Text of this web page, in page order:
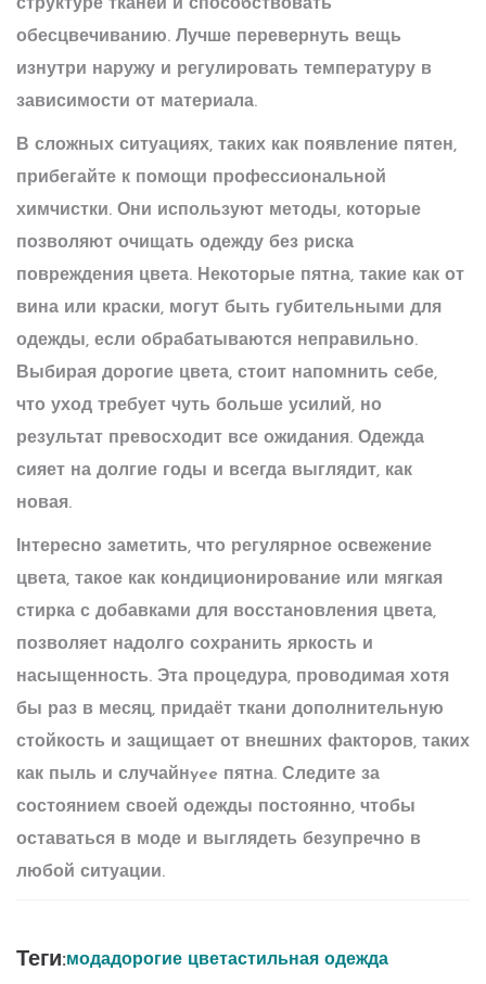
структуре тканей и способствовать
обесцвечиванию. Лучше перевернуть вещь
изнутри наружу и регулировать температуру в
зависимости от материала.
В сложных ситуациях, таких как появление пятен,
прибегайте к помощи профессиональной
химчистки. Они используют методы, которые
позволяют очищать одежду без риска
повреждения цвета. Некоторые пятна, такие как от
вина или краски, могут быть губительными для
одежды, если обрабатываются неправильно.
Выбирая дорогие цвета, стоит напомнить себе,
что уход требует чуть больше усилий, но
результат превосходит все ожидания. Одежда
сияет на долгие годы и всегда выглядит, как
новая.
Інтересно заметить, что регулярное освежение
цвета, такое как кондиционирование или мягкая
стирка с добавками для восстановления цвета,
позволяет надолго сохранить яркость и
насыщенность. Эта процедура, проводимая хотя
бы раз в месяц, придаёт ткани дополнительную
стойкость и защищает от внешних факторов, таких
как пыль и случайнyee пятна. Следите за
состоянием своей одежды постоянно, чтобы
оставаться в моде и выглядеть безупречно в
любой ситуации.
Теги:модадорогие цветастильная одежда